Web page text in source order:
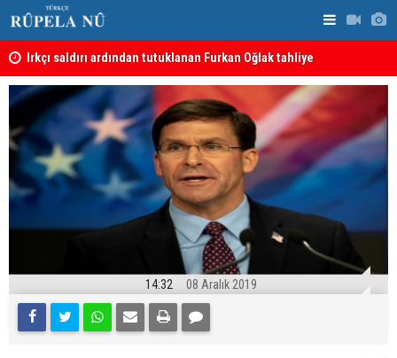
Irkçı saldırı ardından tutuklanan Furkan Oğlak tahliye
edildi
14:32 08 Aralık 2019